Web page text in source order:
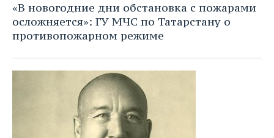
«В новогодние дни обстановка с пожарами
осложняется»: ГУ МЧС по Татарстану о
противопожарном режиме